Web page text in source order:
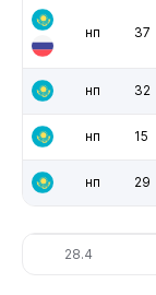
нп 37
нп 32
нп 15
нп 29
28.4